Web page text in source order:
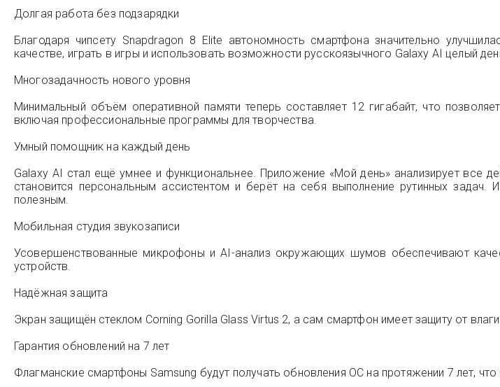
Долгая работа без подзарядки
Благодаря чипсету Snapdragon 8 Elite автономность смартфона значительно
качестве, играть в игры и использовать возможности русскоязычного Galaxy AI целый
Многозадачность нового уровня
Минимальный объём оперативной памяти теперь составляет 12 гигабайт, что
включая профессиональные программы для творчества.
Умный помощник на каждый день
Galaxy AI стал ещё умнее и функциональнее. Приложение «Мой день» анализирует все
становится персональным ассистентом и берёт на себя выполнение рутинных
полезным.
Мобильная студия звукозаписи
Усовершенствованные микрофоны и AI-анализ окружающих шумов обеспечивают
устройств.
Надёжная защита
Экран защищён стеклом Corning Gorilla Glass Virtus 2, а сам смартфон имеет защиту от
Гарантия обновлений на 7 лет
Флагманские смартфоны Samsung будут получать обновления ОС на протяжении 7 лет,